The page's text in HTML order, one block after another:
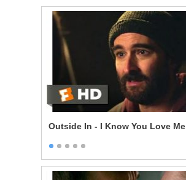
Outside In - I Know You Love Me